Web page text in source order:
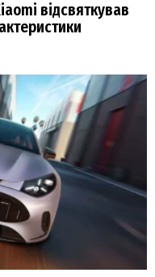
відсвяткував